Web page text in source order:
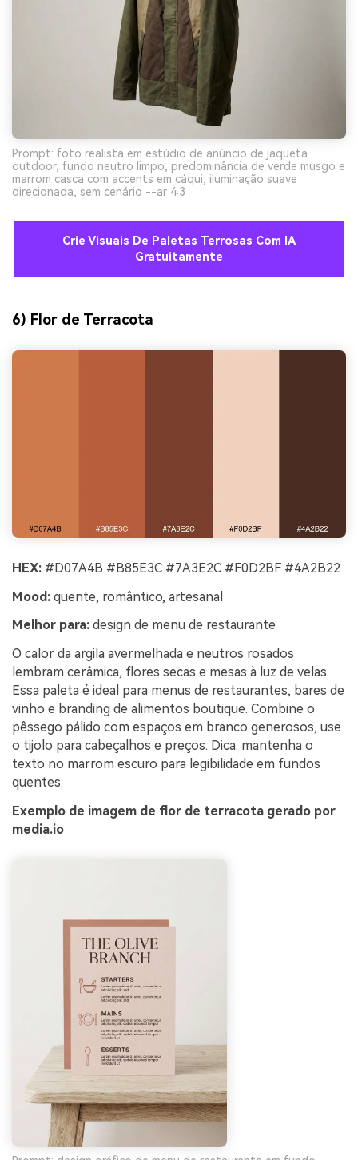
Prompt: foto realista em estúdio de anúncio de jaqueta
outdoor, fundo neutro limpo, predominância de verde musgo e
marrom casca com accents em cáqui, iluminação suave
direcionada, sem cenário --ar 4:3
Crie Visuais De Paletas Terrosas Com IA
Gratuitamente
6) Flor de Terracota
HEX: #D07A4B #B85E3C #7A3E2C #F0D2BF #4A2B22
Mood: quente, romântico, artesanal
Melhor para: design de menu de restaurante
O calor da argila avermelhada e neutros rosados
lembram cerâmica, flores secas e mesas à luz de velas.
Essa paleta é ideal para menus de restaurantes, bares de
vinho e branding de alimentos boutique. Combine o
pêssego pálido com espaços em branco generosos, use
o tijolo para cabeçalhos e preços. Dica: mantenha o
texto no marrom escuro para legibilidade em fundos
quentes.
Exemplo de imagem de flor de terracota gerado por
media.io